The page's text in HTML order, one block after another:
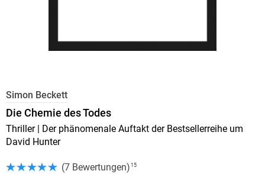
Simon Beckett
Die Chemie des Todes
Thriller | Der phänomenale Auftakt der Bestsellerreihe um
David Hunter
(7 Bewertungen) 15